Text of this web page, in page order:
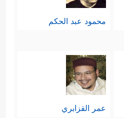
محمود عبد الحكم
عمر القزابري